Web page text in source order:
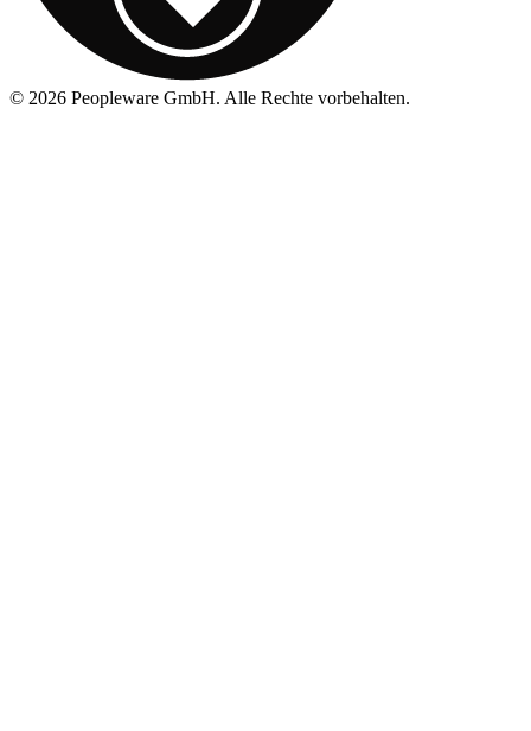
© 2026 Peopleware GmbH. Alle Rechte vorbehalten.